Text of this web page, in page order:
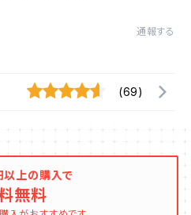
通報する
(69)
上の購入で
無料